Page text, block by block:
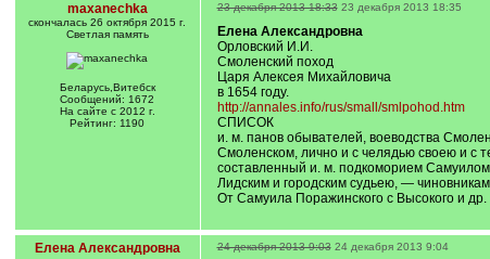
maxanechka
скончалась 26 октября 2015 г.
Светлая память
Беларусь,Витебск
Сообщений: 1672
На сайте с 2012 г.
Рейтинг: 1190
23 декабря 2013 18:33 23 декабря 2013 18:35
Елена Александровна
Орловский И.И.
Смоленский поход
Царя Алексея Михайловича
в 1654 году.
http://annales.info/rus/small/smlpohod.htm
СПИСОК
и. м. панов обывателей, воеводства
Смоленском, лично и с челядью своею и с
составленный и. м. подкоморием
Лидским и городским судьею, —
От Самуила Поражинского с Высокого и
Елена Александровна 24 декабря 2013 9:03 24 декабря 2013 9:04